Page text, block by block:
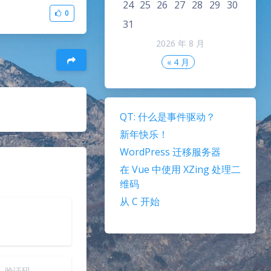
2026 年 8 月
24 25 26 27 28 29 30
31
« 4 月
QT: 什么是事件驱动？
新年快乐！
WordPress 迁移服务器
在 Vue 中使用 XZing 处理二
维码
从 C 开始
0